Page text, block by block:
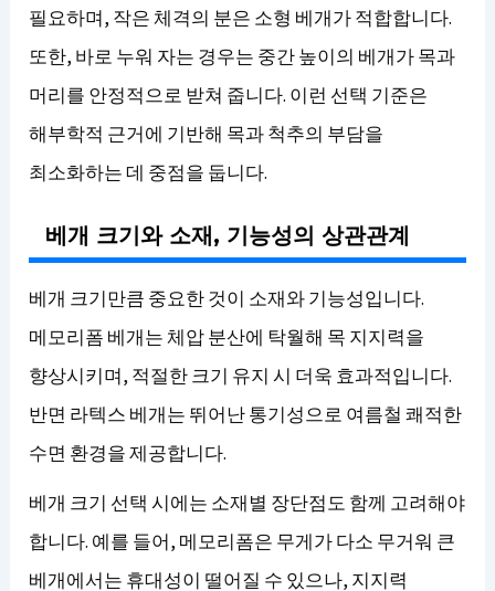
필요하며, 작은 체격의 분은 소형 베개가 적합합니다.
또한, 바로 누워 자는 경우는 중간 높이의 베개가 목과
머리를 안정적으로 받쳐 줍니다. 이런 선택 기준은
해부학적 근거에 기반해 목과 척추의 부담을
최소화하는 데 중점을 둡니다.
베개 크기와 소재, 기능성의 상관관계
베개 크기만큼 중요한 것이 소재와 기능성입니다.
메모리폼 베개는 체압 분산에 탁월해 목 지지력을
향상시키며, 적절한 크기 유지 시 더욱 효과적입니다.
반면 라텍스 베개는 뛰어난 통기성으로 여름철 쾌적한
수면 환경을 제공합니다.
베개 크기 선택 시에는 소재별 장단점도 함께 고려해야
합니다. 예를 들어, 메모리폼은 무게가 다소 무거워 큰
베개에서는 휴대성이 떨어질 수 있으나, 지지력